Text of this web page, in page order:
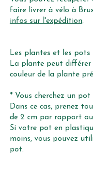
faire livrer à vélo à
infos sur l'expédition.
Les plantes et les pots
La plante peut
couleur de la plante
* Vous cherchez un
Dans ce cas, prenez
de 2 cm par rapport
Si votre pot en
moins, vous pouvez
pot.